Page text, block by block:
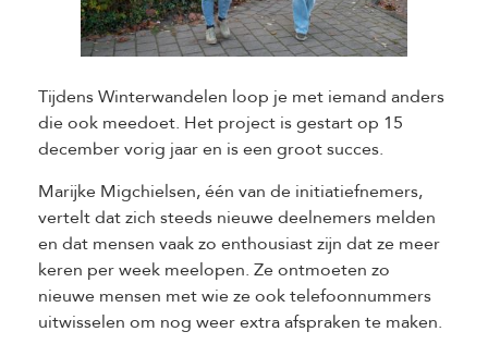
Tijdens Winterwandelen loop je met iemand anders
die ook meedoet. Het project is gestart op 15
december vorig jaar en is een groot succes.
Marijke Migchielsen, één van de initiatiefnemers,
vertelt dat zich steeds nieuwe deelnemers melden
en dat mensen vaak zo enthousiast zijn dat ze meer
keren per week meelopen. Ze ontmoeten zo
nieuwe mensen met wie ze ook telefoonnummers
uitwisselen om nog weer extra afspraken te maken.